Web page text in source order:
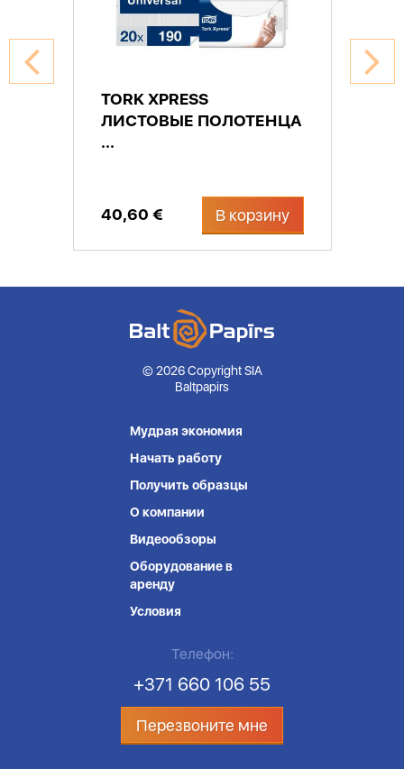
TORK XPRESS
ЛИСТОВЫЕ ПОЛОТЕНЦА
...
40,60 € В корзину
© 2026 Copyright SIA
Baltpapirs
Мудрая экономия
Начать работу
Получить образцы
О компании
Видеообзоры
Оборудование в
аренду
Условия
Телефон:
+371 660 106 55
Перезвоните мне